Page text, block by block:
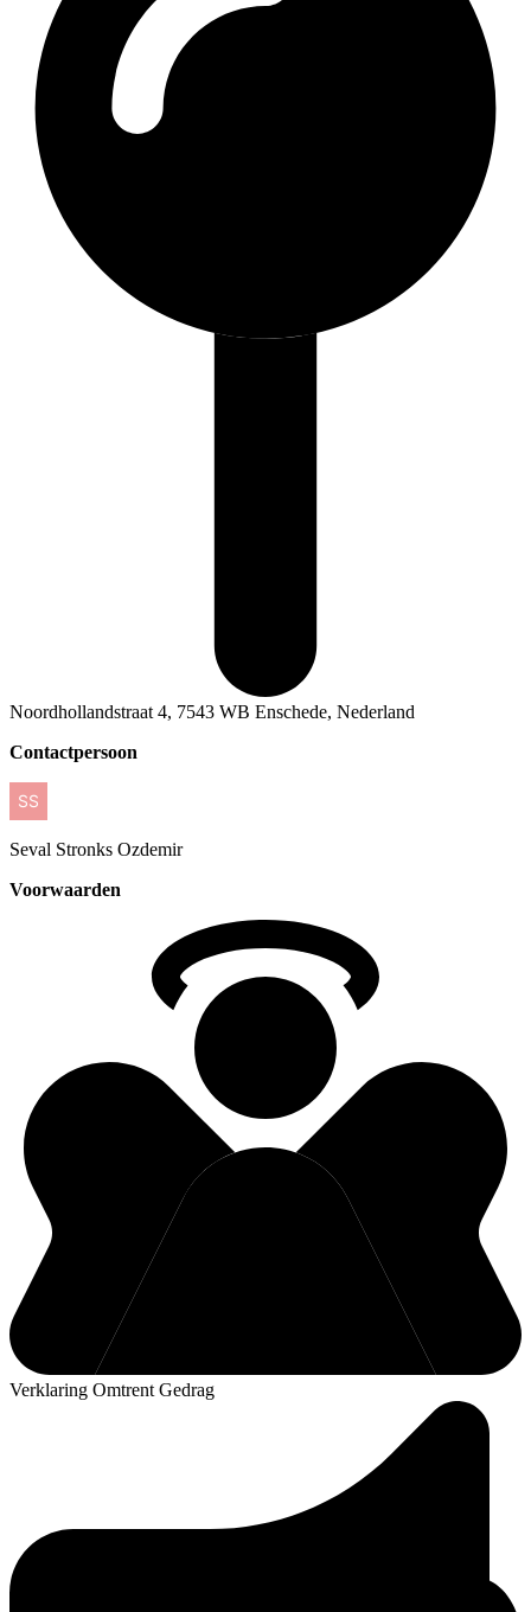
Noordhollandstraat 4, 7543 WB Enschede, Nederland
Contactpersoon
Seval Stronks Ozdemir
Voorwaarden
Verklaring Omtrent Gedrag